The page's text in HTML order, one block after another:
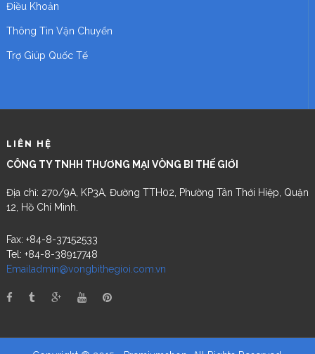
Điều Khoản
Thông Tin Vận Chuyển
Trợ Giúp Quốc Tế
LIÊN HỆ
CÔNG TY TNHH THƯƠNG MẠI VÒNG BI THẾ GIỚI
Địa chỉ: 270/9A, KP3A, Đường TTH02, Phường Tân Thới Hiệp, Quận
12, Hồ Chí Minh.
Fax: +84-8-37152533
Tel: +84-8-38917748
Emailadmin@vongbithegioi.com.vn